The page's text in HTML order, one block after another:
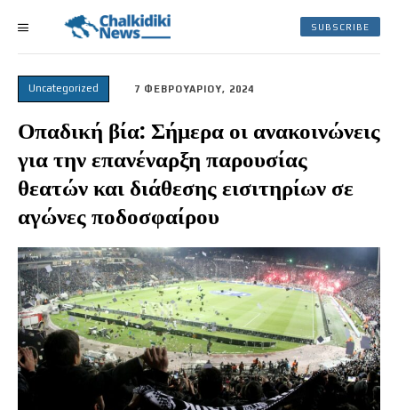
SUBSCRIBE
Uncategorized 7 ΦΕΒΡΟΥΑΡΙΟΥ, 2024
Οπαδική βία: Σήμερα οι ανακοινώνεις
για την επανέναρξη παρουσίας
θεατών και διάθεσης εισιτηρίων σε
αγώνες ποδοσφαίρου